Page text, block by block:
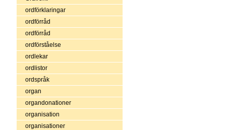
ordförklaringar
ordförråd
ordförråd
ordförståelse
ordlekar
ordlistor
ordspråk
organ
organdonationer
organisation
organisationer